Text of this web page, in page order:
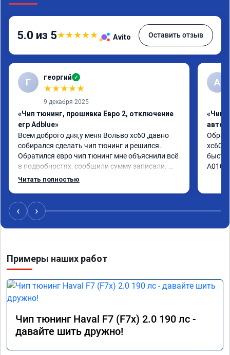
5.0 из 5★★★★★ Avito Оставить отзыв
Г георгий ✓
★★★★★
9 декабря 2025
«Чип тюнинг, прошивка Евро 2, отключение
егр Adblue»
Всем доброго дня,у меня Вольво xc60 ,давно
собирался сделать чип тюнинг и решился.
Обратился евро чип тюнинг мне объяснили всё
в подробностях, сообщили сумму записали.
Приехал в назначенное время 2.5 часа и
своё дело рекомендую 👍
Читать полностью
А
«Чип
xc60
‹ ›
Примеры наших работ
Чип тюнинг Haval F7 (F7x) 2.0 190 лс -
давайте шить дружно!